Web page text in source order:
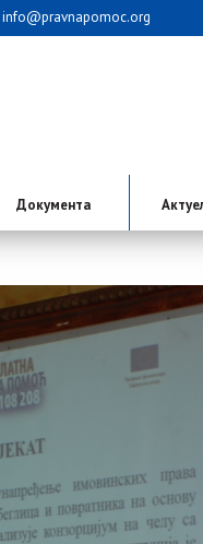
info@pravnapomoc.org
Документа